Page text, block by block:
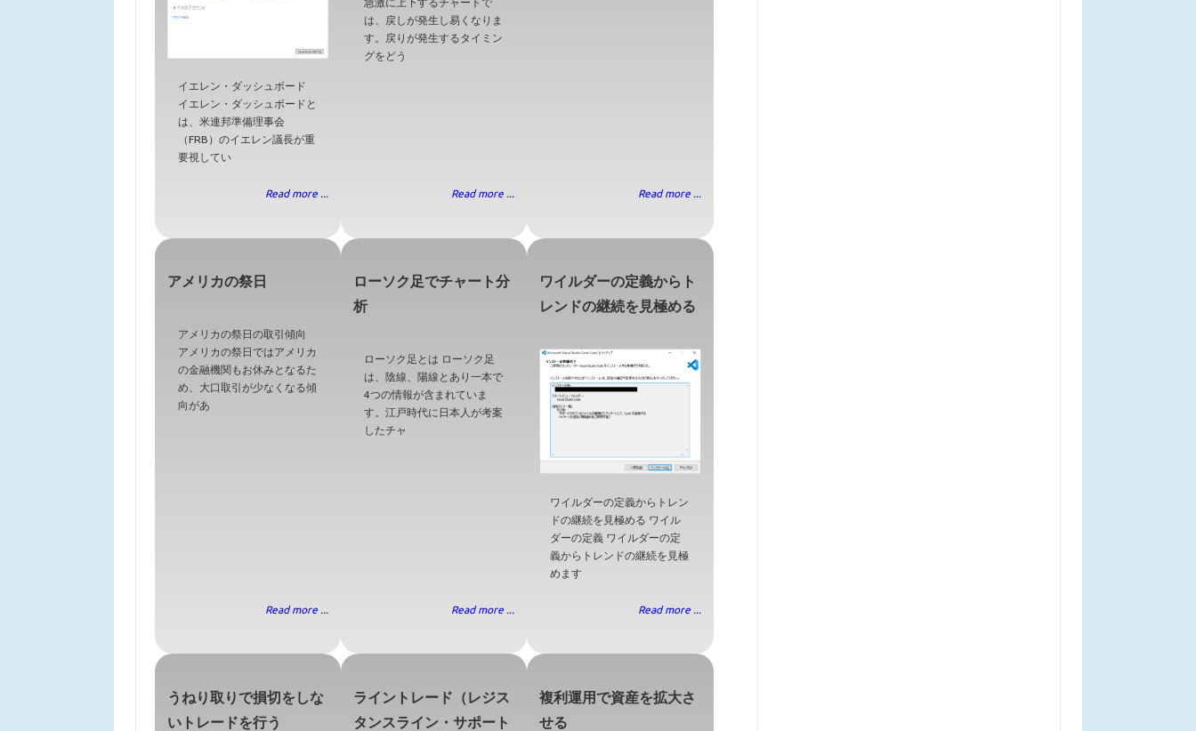
イエレン・ダッシュボード
イエレン・ダッシュボードと
は、米連邦準備理事会
（FRB）のイエレン議長が重
要視してい
Read more ...
急激に上下するチャートで
は、戻しが発生し易くなりま
す。戻りが発生するタイミン
グをどう
Read more ... Read more ...
アメリカの祭日
アメリカの祭日の取引傾向
アメリカの祭日ではアメリカ
の金融機関もお休みとなるた
め、大口取引が少なくなる傾
向があ
Read more ...
ローソク足でチャート分
析
ローソク足とは ローソク足
は、陰線、陽線とあり一本で
4つの情報が含まれていま
す。江戸時代に日本人が考案
したチャ
Read more ...
ワイルダーの定義からト
レンドの継続を見極める
ワイルダーの定義からトレン
ドの継続を見極める ワイル
ダーの定義 ワイルダーの定
義からトレンドの継続を見極
めます
Read more ...
うねり取りで損切をしな
いトレードを行う
ライントレード（レジス
タンスライン・サポート
複利運用で資産を拡大さ
せる